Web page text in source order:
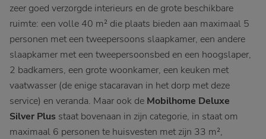
zeer goed verzorgde interieurs en de grote beschikbare
ruimte: een volle 40 m² die plaats bieden aan maximaal 5
personen met een tweepersoons slaapkamer, een andere
slaapkamer met een tweepersoonsbed en een hoogslaper,
2 badkamers, een grote woonkamer, een keuken met
vaatwasser (de enige stacaravan in het dorp met deze
service) en veranda. Maar ook de Mobilhome Deluxe
Silver Plus staat bovenaan in zijn categorie, in staat om
maximaal 6 personen te huisvesten met zijn 33 m²,